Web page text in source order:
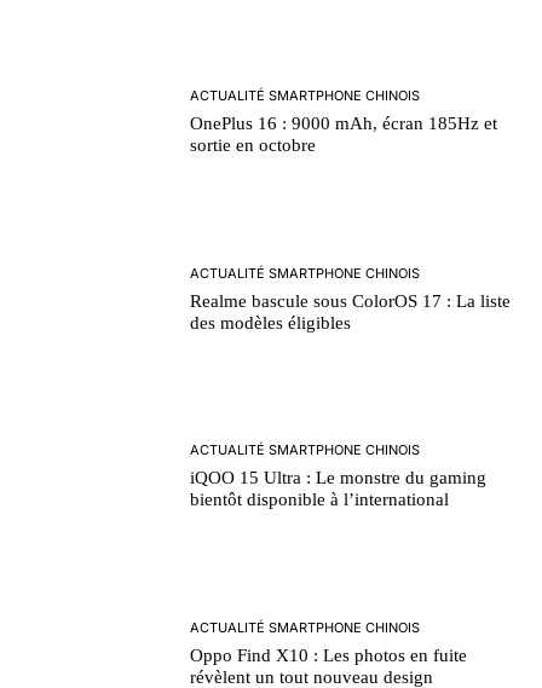
ACTUALITÉ SMARTPHONE CHINOIS
OnePlus 16 : 9000 mAh, écran 185Hz et
sortie en octobre
ACTUALITÉ SMARTPHONE CHINOIS
Realme bascule sous ColorOS 17 : La liste
des modèles éligibles
ACTUALITÉ SMARTPHONE CHINOIS
iQOO 15 Ultra : Le monstre du gaming
bientôt disponible à l’international
ACTUALITÉ SMARTPHONE CHINOIS
Oppo Find X10 : Les photos en fuite
révèlent un tout nouveau design